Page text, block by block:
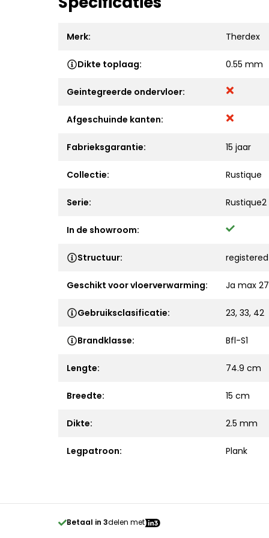
Merk: Therdex
Dikte toplaag: 0.55 mm
Geintegreerde ondervloer:
Afgeschuinde kanten:
Fabrieksgarantie: 15 jaar
Collectie: Rustique
Serie: Rustique2
In de showroom:
Structuur:
Geschikt voor vloerverwarming: Ja max
Gebruiksclasificatie: 23, 33, 42
Brandklasse: Bfl-S1
Lengte: 74.9 cm
Breedte: 15 cm
Dikte: 2.5 mm
Legpatroon: Plank
Betaal in 3delen met